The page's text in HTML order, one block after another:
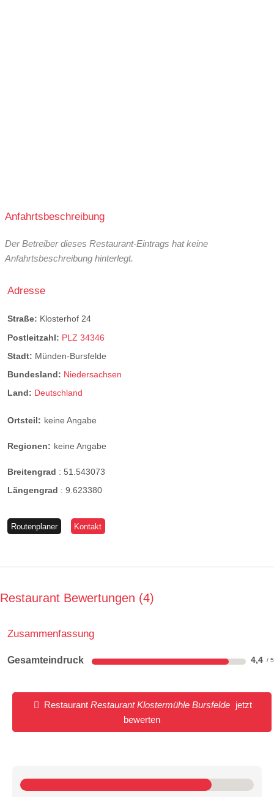
Anfahrtsbeschreibung
Der Betreiber dieses Restaurant-Eintrags hat keine
Anfahrtsbeschreibung hinterlegt.
Adresse
Straße: Klosterhof 24
Postleitzahl: PLZ 34346
Stadt: Münden-Bursfelde
Bundesland: Niedersachsen
Land: Deutschland
Ortsteil: keine Angabe
Regionen: keine Angabe
Breitengrad : 51.543073
Längengrad : 9.623380
Routenplaner Kontakt
Restaurant Bewertungen 4
Zusammenfassung
Gesamteindruck 4,4
RestaurantRestaurant Klostermühle Bursfelde jetzt
bewerten